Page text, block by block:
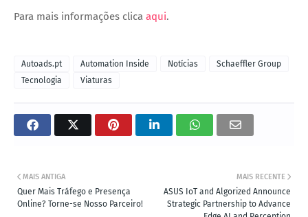
Para mais informações clica aqui.
Autoads.pt Automation Inside Notícias
Schaeffler Group
Tecnologia
Viaturas
MAIS RECENTE
ASUS IoT and Algorized Announce
Strategic Partnership to Advance
MAIS ANTIGA
Quer Mais Tráfego e Presença
Online? Torne-se Nosso Parceiro!